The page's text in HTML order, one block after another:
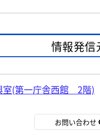
情報発信
(第一庁舎西館 2階)
お問い合わせ